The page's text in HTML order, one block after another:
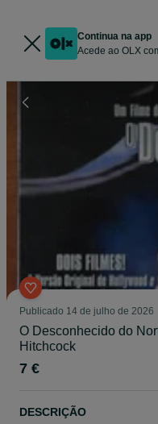
Continua na app
Acede ao OLX
Publicado 14 de julho de 2026
O Desconhecido do
Hitchcock
7 €
DESCRIÇÃO